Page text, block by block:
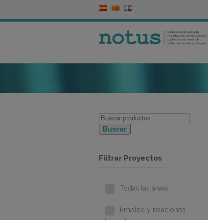
Buscar
Filtrar Proyectos
Todas las áreas
Empleo y relaciones